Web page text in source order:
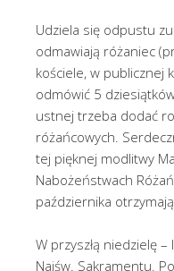
Udziela się odpustu
odmawiają różaniec
kościele, w publicznej
odmówić 5
ustnej trzeba dodać
różańcowych.
tej pięknej modlitwy
Nabożeństwach
października
W przyszłą niedzielę
Najśw. Sakramentu.